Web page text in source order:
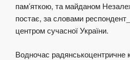
пам’яткою, та майданом
постає, за словами
центром сучасної України.
Водночас радянськоцентричне